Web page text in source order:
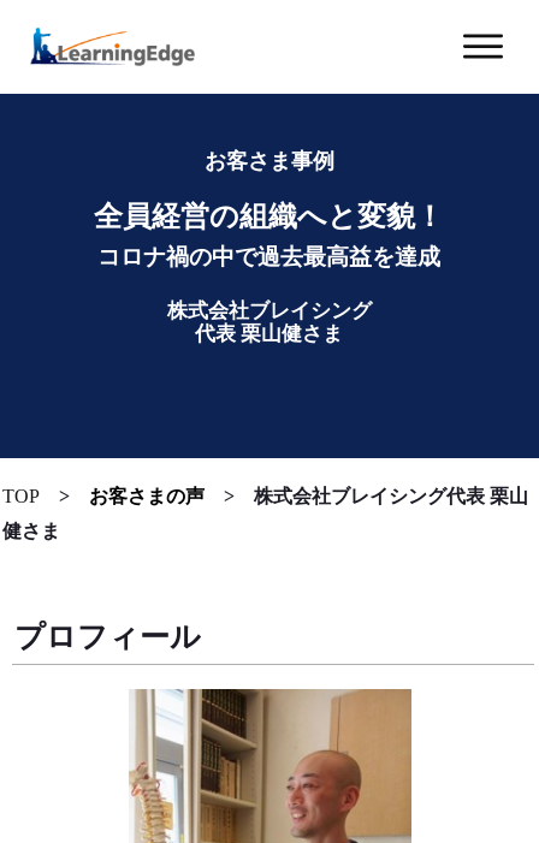
お客さま事例
全員経営の組織へと変貌！
コ ロナ禍の中で過去最高益を達成
株式会社ブレイシング
代表 栗山健さま
TOP > お客さまの声 > 株式会社ブレイシング代表 栗山
健さま
プロフィール